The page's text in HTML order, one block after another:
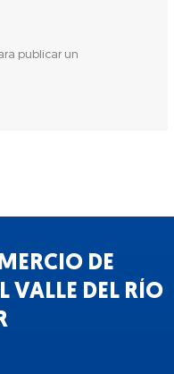
publicar un
DE
VALLE DEL RÍO